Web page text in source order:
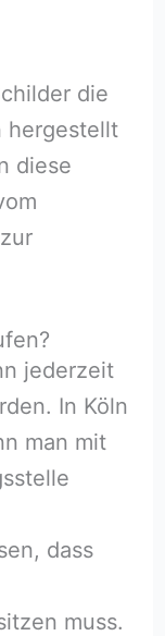
die
hergestellt
diese
jederzeit
In Köln
man mit
dass
muss.